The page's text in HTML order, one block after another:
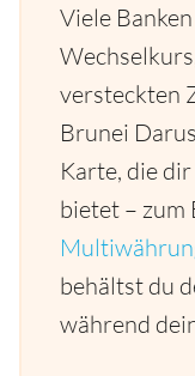
Viele
versteckten
Brunei
Karte, die
bietet – zum
behältst du
während